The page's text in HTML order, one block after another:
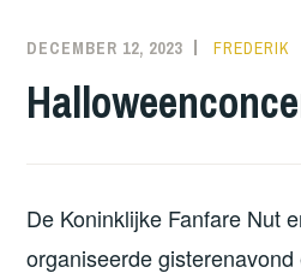
DECEMBER 12, 2023 FREDERIK
De Koninklijke Fanfare Nut
organiseerde